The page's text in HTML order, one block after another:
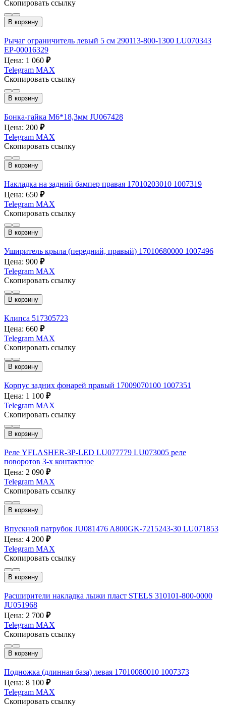
Скопировать ссылку
В корзину
Рычаг ограничитель левый 5 см 290113-800-1300 LU070343
EP-00016329
Цена: 1 060 ₽
Telegram MAX
Скопировать ссылку
В корзину
Бонка-гайка М6*18,3мм JU067428
Цена: 200 ₽
Telegram MAX
Скопировать ссылку
В корзину
Накладка на задний бампер правая 17010203010 1007319
Цена: 650 ₽
Telegram MAX
Скопировать ссылку
В корзину
Уширитель крыла (передний, правый) 17010680000 1007496
Цена: 900 ₽
Telegram MAX
Скопировать ссылку
В корзину
Клипса 517305723
Цена: 660 ₽
Telegram MAX
Скопировать ссылку
В корзину
Корпус задних фонарей правый 17009070100 1007351
Цена: 1 100 ₽
Telegram MAX
Скопировать ссылку
В корзину
Реле YFLASHER-3P-LED LU077779 LU073005 реле
поворотов 3-х контактное
Цена: 2 090 ₽
Telegram MAX
Скопировать ссылку
В корзину
Впускной патрубок JU081476 A800GK-7215243-30 LU071853
Цена: 4 200 ₽
Telegram MAX
Скопировать ссылку
В корзину
Расширители накладка лыжи пласт STELS 310101-800-0000
JU051968
Цена: 2 700 ₽
Telegram MAX
Скопировать ссылку
В корзину
Подножка (длинная база) левая 17010080010 1007373
Цена: 8 100 ₽
Telegram MAX
Скопировать ссылку